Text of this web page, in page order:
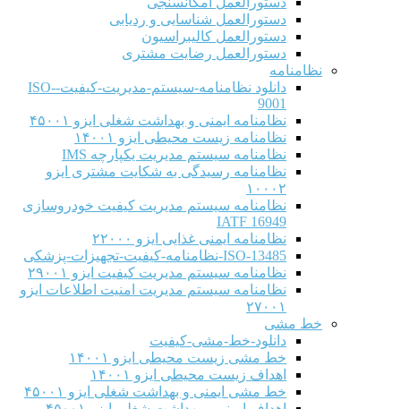
دستورالعمل شناسایی و ردیابی
دستورالعمل کالیبراسیون
دستورالعمل رضایت مشتری
نظامنامه
دانلود نظامنامه-سیستم-مدیریت-کیفیت-ISO-
9001
نظامنامه ایمنی و بهداشت شغلی ایزو ۴۵۰۰۱
نظامنامه زیست محیطی ایزو ۱۴۰۰۱
نظامنامه سیستم مدیریت یکپارچه IMS
نظامنامه رسیدگی به شکایت مشتری ایزو
۱۰۰۰۲
نظامنامه سیستم مدیریت کیفیت خودروسازی
IATF 16949
نظامنامه ایمنی غذایی ایزو ۲۲۰۰۰
ISO-13485-نظامنامه-کیفیت-تجهیزات-پزشکی
نظامنامه سیستم مدیریت کیفیت ایزو ۲۹۰۰۱
نظامنامه سیستم مدیریت امنیت اطلاعات ایزو
۲۷۰۰۱
خط مشی
دانلود-خط-مشی-کیفیت
خط مشی زیست محیطی ایزو ۱۴۰۰۱
اهداف زیست محیطی ایزو ۱۴۰۰۱
خط مشی ایمنی و بهداشت شغلی ایزو ۴۵۰۰۱